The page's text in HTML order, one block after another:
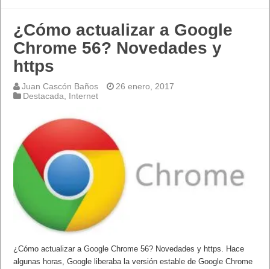
¿Cómo actualizar a Google
Chrome 56? Novedades y
https
Juan Cascón Baños
26 enero, 2017
Destacada, Internet
¿Cómo actualizar a Google Chrome 56? Novedades y https. Hace
algunas horas, Google liberaba la versión estable de Google Chrome